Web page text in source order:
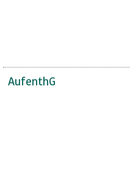
AufenthG